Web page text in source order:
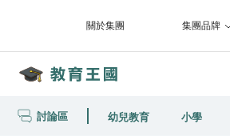
關於集團 集團品牌
討論區 幼兒教育 小學